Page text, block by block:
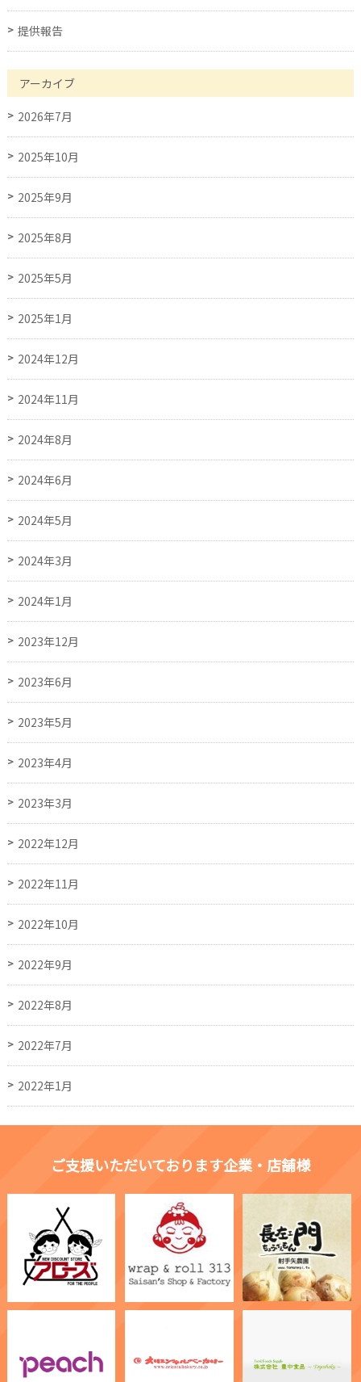
提供報告
アーカイブ
2026年7月
2025年10月
2025年9月
2025年8月
2025年5月
2025年1月
2024年12月
2024年11月
2024年8月
2024年6月
2024年5月
2024年3月
2024年1月
2023年12月
2023年6月
2023年5月
2023年4月
2023年3月
2022年12月
2022年11月
2022年10月
2022年9月
2022年8月
2022年7月
2022年1月
ご支援いただいております企業・店舗様